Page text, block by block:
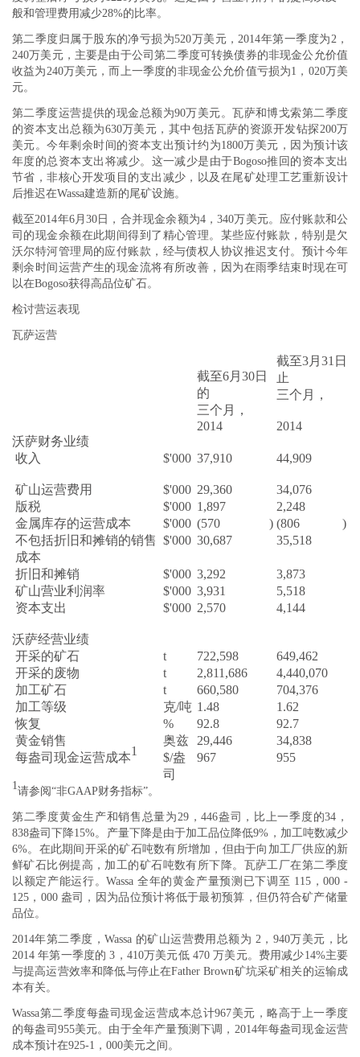
般和管理费用减少28%的比率。
第二季度归属于股东的净亏损为520万美元，2014年第一季度为2，
240万美元，主要是由于公司第二季度可转换债券的非现金公允价值
收益为240万美元，而上一季度的非现金公允价值亏损为1，020万美
元。
第二季度运营提供的现金总额为90万美元。瓦萨和博戈索第二季度
的资本支出总额为630万美元，其中包括瓦萨的资源开发钻探200万
美元。今年剩余时间的资本支出预计约为1800万美元，因为预计该
年度的总资本支出将减少。这一减少是由于Bogoso推回的资本支出
节省，非核心开发项目的支出减少，以及在尾矿处理工艺重新设计
后推迟在Wassa建造新的尾矿设施。
截至2014年6月30日，合并现金余额为4，340万美元。应付账款和公
司的现金余额在此期间得到了精心管理。某些应付账款，特别是欠
沃尔特河管理局的应付账款，经与债权人协议推迟支付。预计今年
剩余时间运营产生的现金流将有所改善，因为在雨季结束时现在可
以在Bogoso获得高品位矿石。
检讨营运表现
瓦萨运营
截至6月30日
的
三个月，
截至3月31日
止
三个月，
2014
2014
沃萨财务业绩
收入
$'000 37,910 44,909
矿山运营费用 $'000 29,360
34,076
版税
$'000 1,897
2,248
金属库存的运营成本
$'000 (570 ) (806
)
不包括折旧和摊销的销售
成本
$'000 30,687 35,518
折旧和摊销 $'000 3,292
3,873
矿山营业利润率
$'000 3,931
5,518
资本支出
$'000 2,570 4,144
沃萨经营业绩
开采的矿石
t 722,598
649,462
开采的废物
t 2,811,686
4,440,070
加工矿石
t 660,580
704,376
加工等级
克/吨 1.48
1.62
恢复
% 92.8
92.7
黄金销售
奥兹 29,446
34,838
每盎司现金运营成本1
$/盎
司
967 955
1 请参阅“非GAAP财务指标”。
第二季度黄金生产和销售总量为29，446盎司，比上一季度的34，
838盎司下降15%。产量下降是由于加工品位降低9%，加工吨数减少
6%。在此期间开采的矿石吨数有所增加，但由于向加工厂供应的新
鲜矿石比例提高，加工的矿石吨数有所下降。瓦萨工厂在第二季度
以额定产能运行。Wassa 全年的黄金产量预测已下调至 115，000 -
125，000 盎司，因为品位预计将低于最初预算，但仍符合矿产储量
品位。
2014年第二季度，Wassa 的矿山运营费用总额为 2，940万美元，比
2014 年第一季度的 3，410万美元低 470 万美元。费用减少14%主要
与提高运营效率和降低与停止在Father Brown矿坑采矿相关的运输成
本有关。
Wassa第二季度每盎司现金运营成本总计967美元，略高于上一季度
的每盎司955美元。由于全年产量预测下调，2014年每盎司现金运营
成本预计在925-1，000美元之间。